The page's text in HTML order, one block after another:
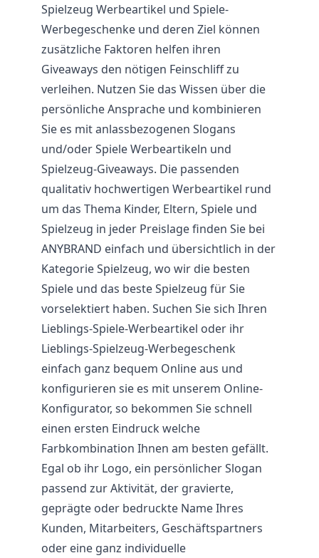
Spielzeug Werbeartikel und Spiele-
Werbegeschenke und deren Ziel können
zusätzliche Faktoren helfen ihren
Giveaways den nötigen Feinschliff zu
verleihen. Nutzen Sie das Wissen über die
persönliche Ansprache und kombinieren
Sie es mit anlassbezogenen Slogans
und/oder Spiele Werbeartikeln und
Spielzeug-Giveaways. Die passenden
qualitativ hochwertigen Werbeartikel rund
um das Thema Kinder, Eltern, Spiele und
Spielzeug in jeder Preislage finden Sie bei
ANYBRAND einfach und übersichtlich in der
Kategorie Spielzeug, wo wir die besten
Spiele und das beste Spielzeug für Sie
vorselektiert haben. Suchen Sie sich Ihren
Lieblings-Spiele-Werbeartikel oder ihr
Lieblings-Spielzeug-Werbegeschenk
einfach ganz bequem Online aus und
konfigurieren sie es mit unserem Online-
Konfigurator, so bekommen Sie schnell
einen ersten Eindruck welche
Farbkombination Ihnen am besten gefällt.
Egal ob ihr Logo, ein persönlicher Slogan
passend zur Aktivität, der gravierte,
geprägte oder bedruckte Name Ihres
Kunden, Mitarbeiters, Geschäftspartners
oder eine ganz individuelle